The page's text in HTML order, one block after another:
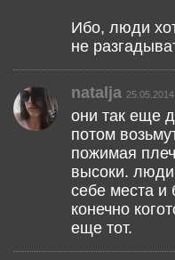
Ибо, люди
не
natalja
они так еще
потом
пожимая
высоки.
себе места и
конечно
еще тот.